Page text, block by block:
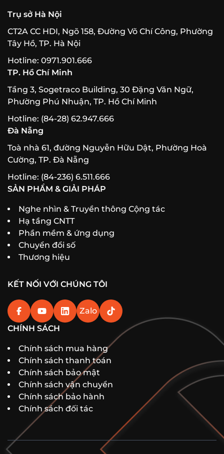
Trụ sở Hà Nội
CT2A CC HDI, Ngõ 158, Đường Võ Chí Công, Phường
Tây Hồ, TP. Hà Nội
Hotline: 0971.901.666
TP. Hồ Chí Minh
Tầng 3, Sogetraco Building, 30 Đặng Văn Ngữ,
Phường Phú Nhuận, TP. Hồ Chí Minh
Hotline: (84-28) 62.947.666
Đà Nẵng
Toà nhà 61, đường Nguyễn Hữu Dật, Phường Hoà
Cường, TP. Đà Nẵng
Hotline: (84-236) 6.511.666
SẢN PHẨM & GIẢI PHÁP
Nghe nhìn & Truyền thông Cộng tác
Hạ tầng CNTT
Phần mềm & ứng dụng
Chuyển đổi số
Thương hiệu
KẾT NỐI VỚI CHÚNG TÔI
Zalo
CHÍNH SÁCH
Chính sách mua hàng
Chính sách thanh toán
Chính sách bảo mật
Chính sách vận chuyển
Chính sách bảo hành
Chính sách đối tác